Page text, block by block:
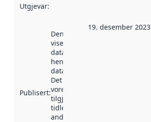
Utgjevar:
Publisert:
Denne datoen
viser når
datasettet vart
henta inn av
data.norge.no.
Det kan ha
vore
tilgjengeleg
tidlegare
andre stader.
19. desember 2023